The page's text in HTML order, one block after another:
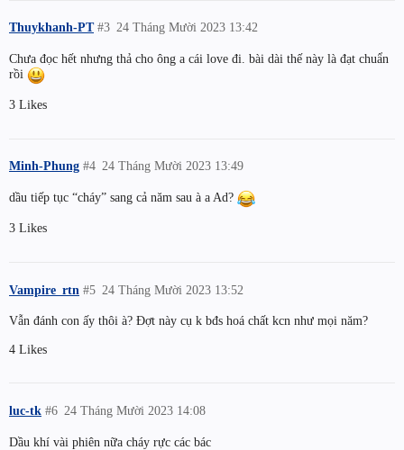
Thuykhanh-PT 24 Tháng Mười 2023 13:42
#3
Chưa đọc hết nhưng thả cho ông a cái love đi. bài dài thế này là đạt chuẩn
rồi
3 Likes
Minh-Phung 24 Tháng Mười 2023 13:49
#4
dầu tiếp tục “cháy” sang cả năm sau à a Ad?
3 Likes
Vampire_rtn 24 Tháng Mười 2023 13:52
#5
Vẫn đánh con ấy thôi à? Đợt này cụ k bđs hoá chất kcn như mọi năm?
4 Likes
luc-tk 24 Tháng Mười 2023 14:08
#6
Dầu khí vài phiên nữa cháy rực các bác